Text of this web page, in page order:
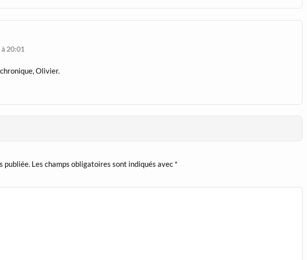
20:01
Olivier.
publiée. Les champs obligatoires sont indiqués avec *